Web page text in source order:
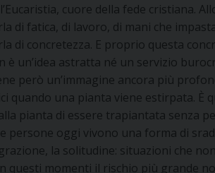
cuore della fede cristiana.
di fatica, di lavoro, di mani che
di concretezza. E proprio questa
è un’idea astratta né un servizio
però un’immagine ancora più
quando una pianta viene estirpata. È
pianta di essere trapiantata senza
persone oggi vivono una forma di
la solitudine: situazioni che
questi momenti il rischio più grande